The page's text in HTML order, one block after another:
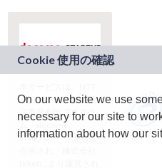
ドコモグループの新
規事業創出プログラ
ム「docomo
STARTUP」を通じて
On our website we use
necessary for our site to
information about how our